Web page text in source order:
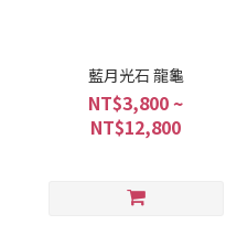
藍月光石 龍龜
NT$3,800 ~
NT$12,800